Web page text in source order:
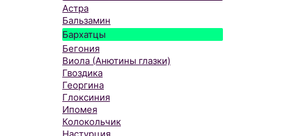
Астра
Бальзамин
Бархатцы
Бегония
Виола (Анютины глазки)
Гвоздика
Георгина
Глоксиния
Ипомея
Колокольчик